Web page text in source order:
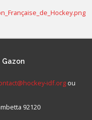
idf.org ou
92120